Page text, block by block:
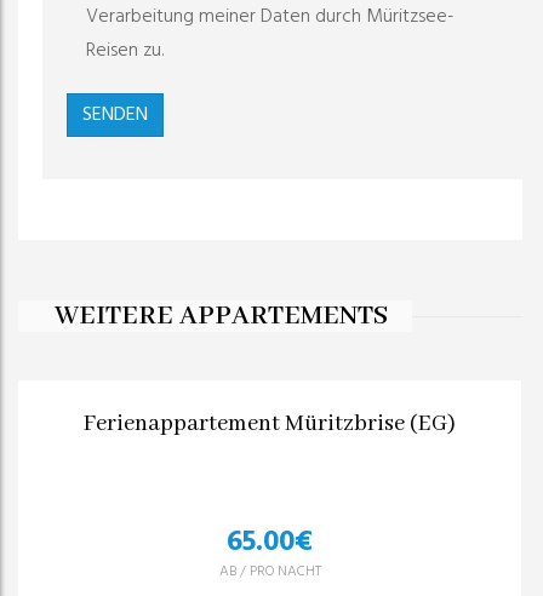
Verarbeitung meiner Daten durch Müritzsee-
Reisen zu.
WEITERE APPARTEMENTS
Ferienappartement Müritzbrise (EG)
65.00€
AB/ PRO NACHT